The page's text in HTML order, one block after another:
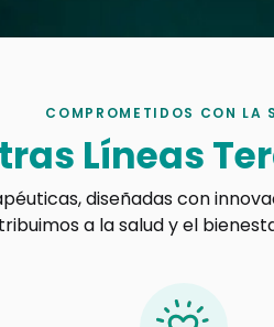
COMPROMETIDOS CON LA
Líneas
diseñadas con
a la salud y el